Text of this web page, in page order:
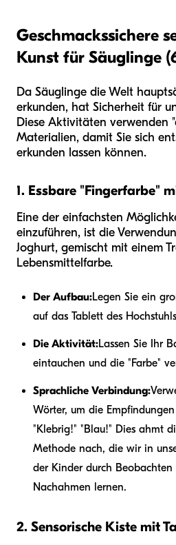
Geschmackssichere
Kunst für Säuglinge
Da Säuglinge die Welt
erkunden, hat Sicherheit für
Diese Aktivitäten verwenden
Materialien, damit Sie sich
erkunden lassen können.
1. Essbare "Fingerfarbe"
Eine der einfachsten
einzuführen, ist die
Joghurt, gemischt mit einem
Lebensmittelfarbe.
Der Aufbau:Legen Sie ein
auf das Tablett des
Die Aktivität:Lassen Sie Ihr
eintauchen und die "Farbe"
Sprachliche Verbindung:
Wörter, um die
"Klebrig!" "Blau!" Dies ahmt
Methode nach, die wir in
der Kinder durch Beobachten
Nachahmen lernen.
2. Sensorische Kiste mit